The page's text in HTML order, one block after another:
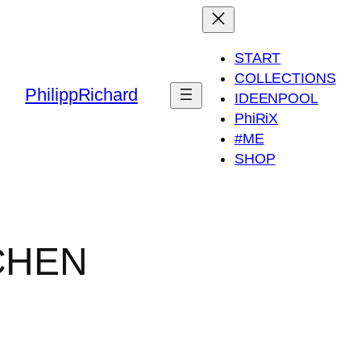
PhilippRichard
START
COLLECTIONS
IDEENPOOL
PhiRiX
#ME
SHOP